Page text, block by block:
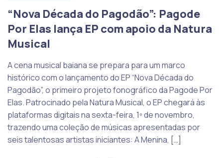
“Nova Década do Pagodão”: Pagode
Por Elas lança EP com apoio da Natura
Musical
A cena musical baiana se prepara para um marco
histórico com o lançamento do EP “Nova Década do
Pagodão”, o primeiro projeto fonográfico da Pagode Por
Elas. Patrocinado pela Natura Musical, o EP chegará às
plataformas digitais na sexta-feira, 1º de novembro,
trazendo uma coleção de músicas apresentadas por
seis talentosas artistas iniciantes: A Menina, […]